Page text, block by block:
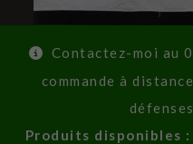
Contactez-moi au
commande à
Produits disponibles